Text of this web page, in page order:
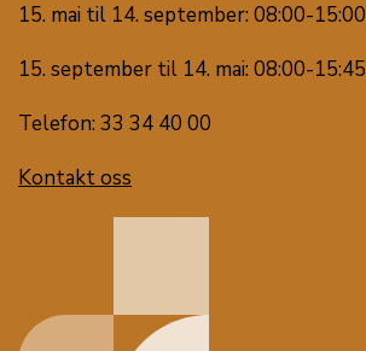
15. mai til 14. september: 08:00-15:00
15. september til 14. mai: 08:00-15:45
Telefon: 33 34 40 00
Kontakt oss